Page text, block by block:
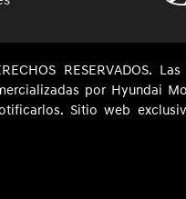
RESERVADOS.
por Hyundai
Sitio web